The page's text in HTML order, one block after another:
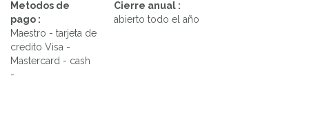
Metodos de
pago :
Maestro - tarjeta de
credito Visa -
Mastercard - cash
-
Cierre anual :
abierto todo el año